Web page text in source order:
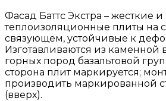
Фасад Баттс Экстра – жесткие
теплоизоляционные плиты на
связующем, устойчивые к
Изготавливаются из каменной
горных пород базальтовой
сторона плит маркируется;
производить маркированной
(вверх).